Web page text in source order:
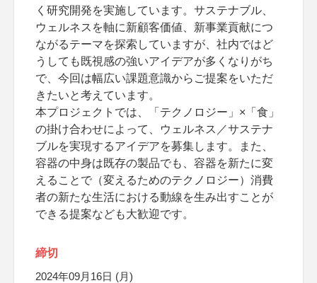
く研究開発を実施しています。サステナブル、
ウェルネスを軸に新顧客価値、新事業貢献につ
ながるテーマを探索していますが、社内ではど
うしても既視感の強いアイデアが多くなりがち
で、今回は幅広い課題意識からご提案をいただ
きたいと考えています。
本プロジェクトでは、「テクノロジー」×「食」
の掛け合わせによって、ウェルネス／サステナ
ブルを実現するアイデアを募集します。また、
容器の中身は既存の製品でも、容器を新たに変
えることで（変えるためのテクノロジー）消費
者の新たな生活における動線を生み出すことが
できる提案なども大歓迎です。
締切
2024年09月16日 (月)